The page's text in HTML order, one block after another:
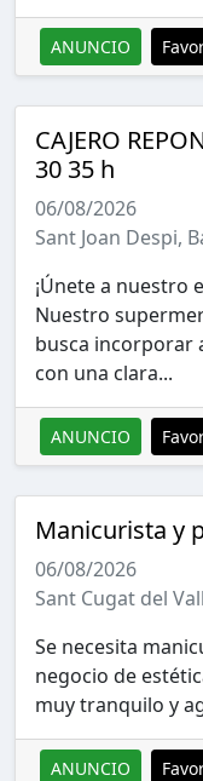
ANUNCIO
CAJERO
30 35 h
06/08/2026
Sant Joan Despi,
¡Únete a nuestro
Nuestro
busca incorporar
con una clara...
ANUNCIO
Manicurista y
06/08/2026
Sant Cugat del
Se necesita
negocio de
muy tranquilo y
ANUNCIO